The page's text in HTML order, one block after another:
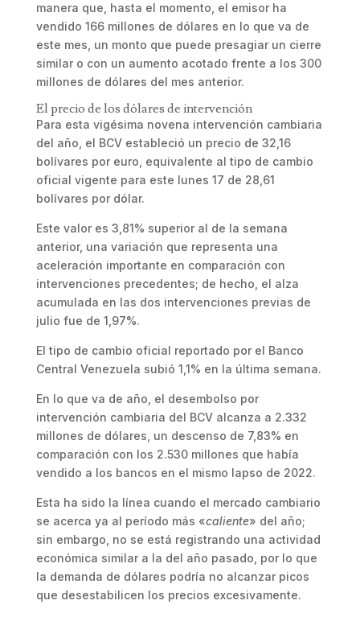
manera que, hasta el momento, el emisor ha
vendido 166 millones de dólares en lo que va de
este mes, un monto que puede presagiar un cierre
similar o con un aumento acotado frente a los 300
millones de dólares del mes anterior.
El precio de los dólares de intervención
Para esta vigésima novena intervención cambiaria
del año, el BCV estableció un precio de 32,16
bolívares por euro, equivalente al tipo de cambio
oficial vigente para este lunes 17 de 28,61
bolívares por dólar.
Este valor es 3,81% superior al de la semana
anterior, una variación que representa una
aceleración importante en comparación con
intervenciones precedentes; de hecho, el alza
acumulada en las dos intervenciones previas de
julio fue de 1,97%.
El tipo de cambio oficial reportado por el Banco
Central Venezuela subió 1,1% en la última semana.
En lo que va de año, el desembolso por
intervención cambiaria del BCV alcanza a 2.332
millones de dólares, un descenso de 7,83% en
comparación con los 2.530 millones que había
vendido a los bancos en el mismo lapso de 2022.
Esta ha sido la línea cuando el mercado cambiario
se acerca ya al período más «caliente» del año;
sin embargo, no se está registrando una actividad
económica similar a la del año pasado, por lo que
la demanda de dólares podría no alcanzar picos
que desestabilicen los precios excesivamente.